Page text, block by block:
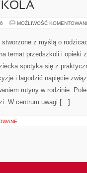
MOŻLIWOŚĆ
z myślą o
temat przedszkoli i opieki
spotyka się z
i łagodzić napięcie
rutyny w rodzinie.
W centrum uwagi […]